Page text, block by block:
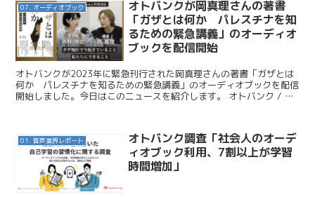
07. オーディオブック
オトバンクが岡真理さんの著書
「ガザとは何か パレスチナを知
るための緊急講義」のオーディオ
ブックを配信開始
オトバンクが2023年に緊急刊行された岡真理さんの著書「ガザとは
何か パレスチナを知るための緊急講義」のオーディオブックを配信
開始しました。今日はこのニュースを紹介します。 オトバンク / で
01. 音声業界レポート
オトバンク調査「社会人のオーデ
ィオブック利用、7割以上が学習
時間増加」